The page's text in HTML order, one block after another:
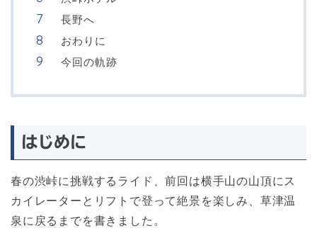
長野へ
おわりに
今回の軌跡
はじめに
春の渋峠に挑戦するライド、前回は横手山の山頂にス
カイレーターとリフトで登って絶景を楽しみ、草津温
泉に戻るまでを書きました。